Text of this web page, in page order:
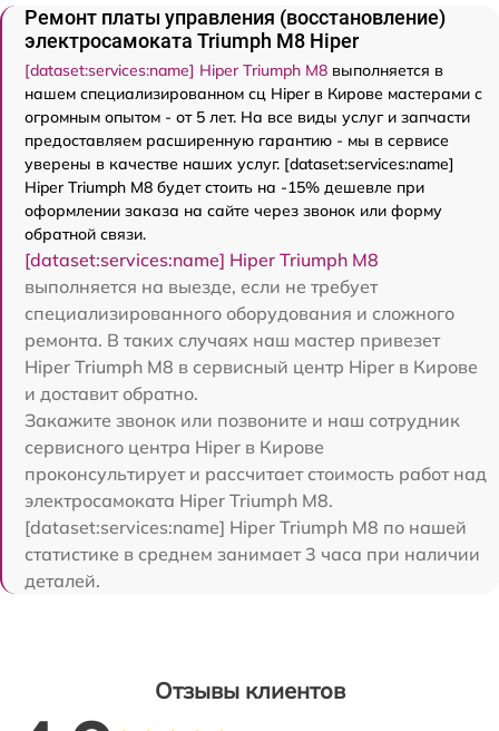
Ремонт платы управления (восстановление)
электросамоката Triumph M8 Hiper
[dataset:services:name] Hiper Triumph M8 выполняется в
нашем специализированном сц Hiper в Кирове мастерами с
огромным опытом - от 5 лет. На все виды услуг и запчасти
предоставляем расширенную гарантию - мы в сервисе
уверены в качестве наших услуг. [dataset:services:name]
Hiper Triumph M8 будет стоить на -15% дешевле при
оформлении заказа на сайте через звонок или форму
обратной связи.
[dataset:services:name] Hiper Triumph M8
выполняется на выезде, если не требует
специализированного оборудования и сложного
ремонта. В таких случаях наш мастер привезет
Hiper Triumph M8 в сервисный центр Hiper в Кирове
и доставит обратно.
Закажите звонок или позвоните и наш сотрудник
сервисного центра Hiper в Кирове
проконсультирует и рассчитает стоимость работ над
электросамоката Hiper Triumph M8.
[dataset:services:name] Hiper Triumph M8 по нашей
статистике в среднем занимает 3 часа при наличии
деталей.
Отзывы клиентов